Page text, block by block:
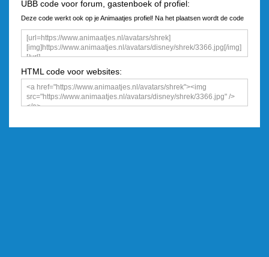
UBB code voor forum, gastenboek of profiel:
Deze code werkt ook op je Animaatjes profiel! Na het plaatsen wordt de code
een plaatje
HTML code voor websites: